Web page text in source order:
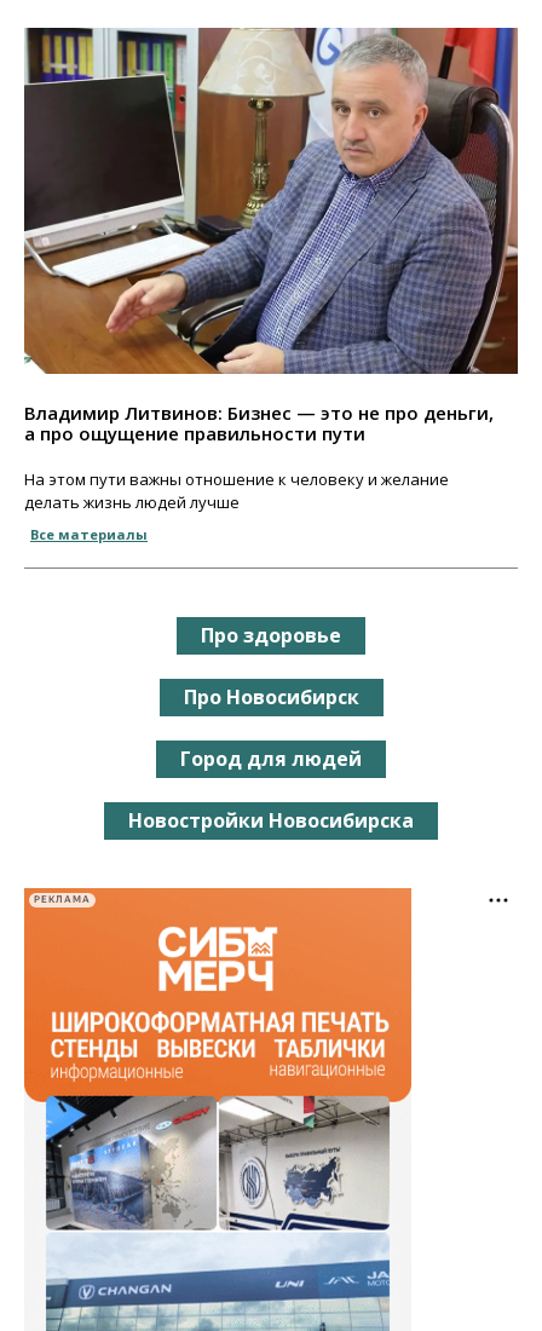
Владимир Литвинов: Бизнес — это не про деньги,
а про ощущение правильности пути
На этом пути важны отношение к человеку и желание
делать жизнь людей лучше
Все материалы
Про здоровье
Про Новосибирск
Город для людей
Новостройки Новосибирска
РЕКЛАМА